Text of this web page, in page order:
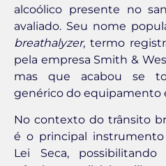
alcoólico presente no
avaliado. Seu nome
breathalyzer, termo
pela empresa Smith &
mas que acabou se
genérico do equipamento
No contexto do trânsito
é o principal instrumento
Lei Seca,